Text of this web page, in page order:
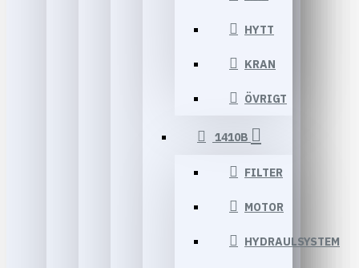
HYTT
KRAN
ÖVRIGT
1410B
FILTER
MOTOR
HYDRAULSYSTEM